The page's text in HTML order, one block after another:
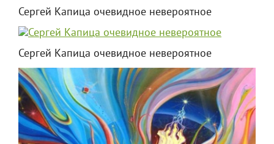
Сергей Капица очевидное невероятное
Сергей Капица очевидное невероятное